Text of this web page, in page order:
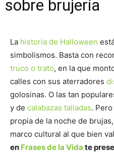
sobre brujería
La historia de Halloween
simbolismos. Basta con
truco o trato, en la que
calles con sus aterradores
golosinas. O las tan
y de calabazas talladas.
propia de la noche de
marco cultural al que bien
en Frases de la Vida te